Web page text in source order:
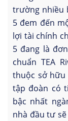
trường nhiều
5 đem đến
lợi tài chính
5 đang là
chuẩn TEA
thuộc sở hữu
tập đoàn có
bậc nhất
nhà đầu tư